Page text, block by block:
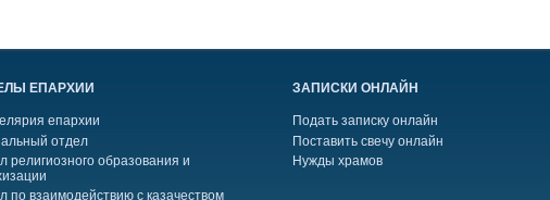
ЕПАРХИИ
епархии
отдел
религиозного образования и
по взаимодействию с казачеством
ЗАПИСКИ ОНЛАЙН
Подать записку онлайн
Поставить свечу онлайн
Нужды храмов